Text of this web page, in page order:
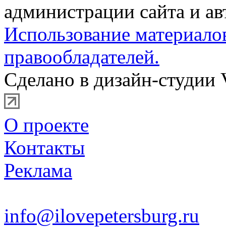
администрации сайта и
Использование
правообладателей.
Сделано в дизайн-студии
О проекте
Контакты
Реклама
info@ilovepetersburg.ru